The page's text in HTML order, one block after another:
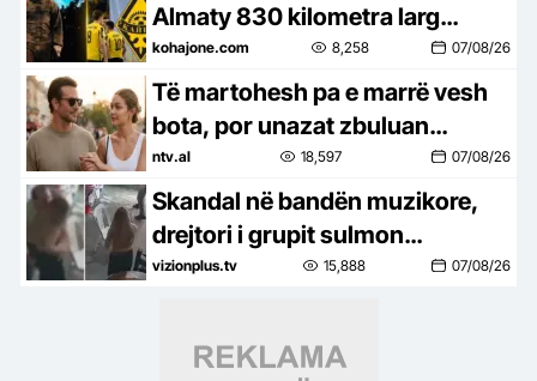
Almaty 830 kilometra larg
shtëpisë për ndeshjen e
Champions League
kohajone.com 8,258 07/08/26
Të martohesh pa e marrë vesh
bota, por unazat zbuluan
gjithçka
ntv.al 18,597 07/08/26
Skandal në bandën muzikore,
drejtori i grupit sulmon
s*ksualisht këngëtaren e
vizionplus.tv 15,888 07/08/26